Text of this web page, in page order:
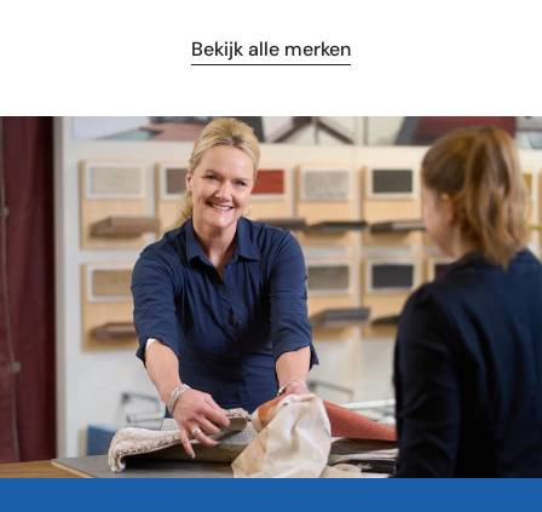
Bekijk alle merken